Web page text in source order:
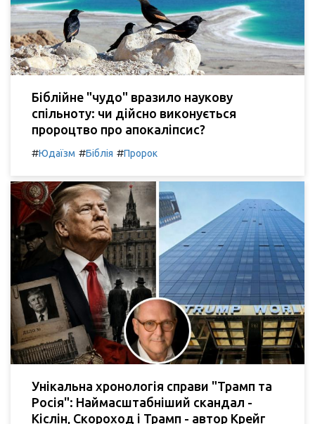
Біблійне "чудо" вразило наукову
спільноту: чи дійсно виконується
пророцтво про апокаліпсис?
#Юдаїзм #Біблія #Пророк
Унікальна хронологія справи "Трамп та
Росія": Наймасштабніший скандал -
Кіслін, Скороход і Трамп - автор Крейг